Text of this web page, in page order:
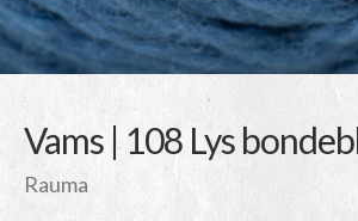
Vams | 108 Lys
Rauma